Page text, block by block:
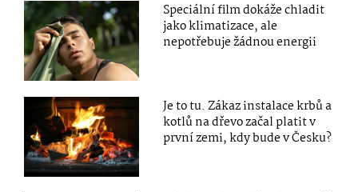
Speciální film dokáže chladit
jako klimatizace, ale
nepotřebuje žádnou energii
Je to tu. Zákaz instalace krbů a
kotlů na dřevo začal platit v
první zemi, kdy bude v Česku?